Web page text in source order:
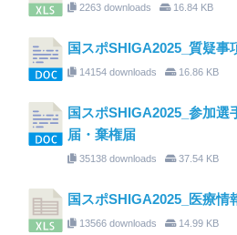
2263 downloads 16.84 KB
国スポSHIGA2025_質疑事
14154 downloads 16.86 KB
国スポSHIGA2025_参加選
届・棄権届
35138 downloads 37.54 KB
国スポSHIGA2025_医療情
13566 downloads 14.99 KB